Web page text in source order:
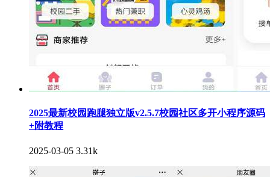
2025最新校园跑腿独立版v2.5.7校园社区多开小程序源码
+附教程
2025-03-05 3.31k